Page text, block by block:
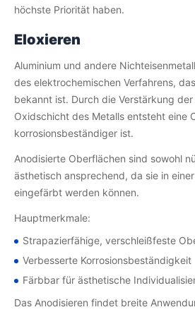
höchste Priorität haben.
Eloxieren
Aluminium und andere
des elektrochemischen Verfahrens,
bekannt ist. Durch die Verstärkung
Oxidschicht des Metalls entsteht eine
korrosionsbeständiger ist.
Anodisierte Oberflächen sind sowohl
ästhetisch ansprechend, da sie in
eingefärbt werden können.
Hauptmerkmale:
Strapazierfähige, verschleißfeste
Verbesserte Korrosionsbeständigkeit
Färbbar für ästhetische
Das Anodisieren findet breite